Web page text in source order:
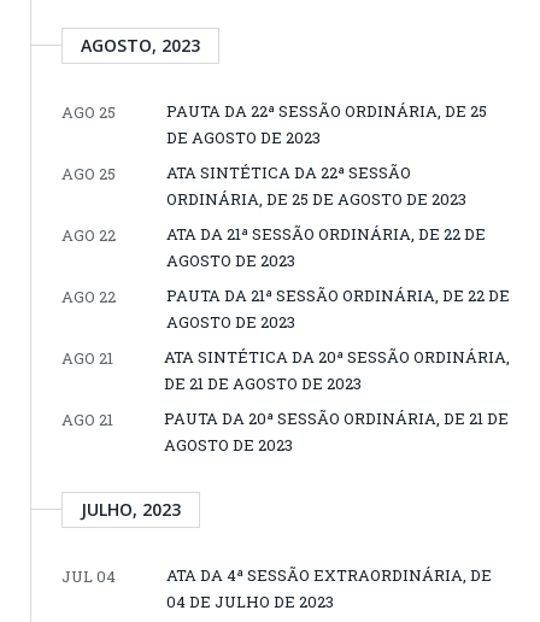
AGOSTO, 2023
AGO 25
PAUTA DA 22ª SESSÃO ORDINÁRIA, DE 25
DE AGOSTO DE 2023
AGO 25
ATA SINTÉTICA DA 22ª SESSÃO
ORDINÁRIA, DE 25 DE AGOSTO DE 2023
AGO 22
ATA DA 21ª SESSÃO ORDINÁRIA, DE 22 DE
AGOSTO DE 2023
AGO 22
PAUTA DA 21ª SESSÃO ORDINÁRIA, DE 22 DE
AGOSTO DE 2023
AGO 21
ATA SINTÉTICA DA 20ª SESSÃO ORDINÁRIA,
DE 21 DE AGOSTO DE 2023
AGO 21
PAUTA DA 20ª SESSÃO ORDINÁRIA, DE 21 DE
AGOSTO DE 2023
JULHO, 2023
JUL 04
ATA DA 4ª SESSÃO EXTRAORDINÁRIA, DE
04 DE JULHO DE 2023